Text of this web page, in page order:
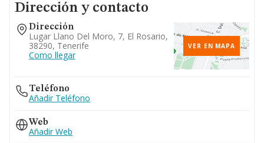
Dirección y contacto
Dirección
Lugar Llano Del Moro, 7, El Rosario,
38290, Tenerife
Como llegar
VER EN MAPA
Teléfono
Añadir Teléfono
Web
Añadir Web